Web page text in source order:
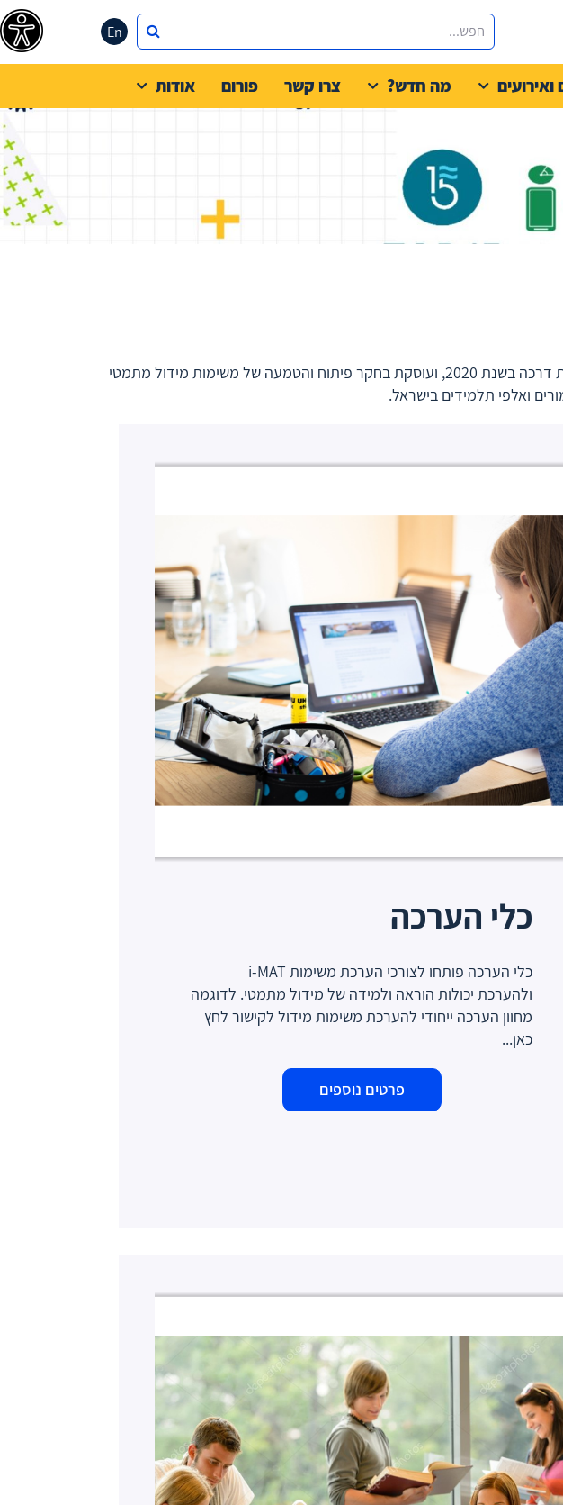
En
ואירועים מה חדש? צרו קשר פורום אודות
תוכנית (Integrated Math & Technology) i-MAT הינה תוכנית במימון קרן טראמפ שהחלה את דרכה בשנת 2020, ועוסקת בחקר פיתוח והטמעה של משימות מידול מתמטי
ואלפי תלמידים בישראל.
כלי הערכה
כלי הערכה פותחו לצורכי הערכת משימות i-MAT
ולהערכת יכולות הוראה ולמידה של מידול מתמטי. לדוגמה
מחוון הערכה ייחודי להערכת משימות מידול לקישור לחץ
כאן...
פרטים נוספים